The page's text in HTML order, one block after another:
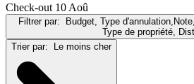
Check-out 10 Aoû
Filtrer par:
Budget, Type
Type de propriété,
Trier par:
Le moins cher